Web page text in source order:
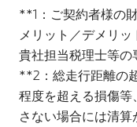
**1：ご契約者様の
メリット／デメリッ
貴社担当税理士等の
**2：総走行距離の
程度を超える損傷
さない場合には清算